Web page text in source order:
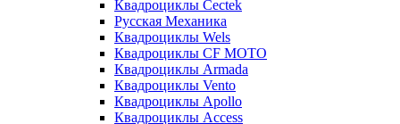
Квадроциклы Cectek
Русская Механика
Квадроциклы Wels
Квадроциклы CF MOTO
Квадроциклы Armada
Квадроциклы Vento
Квадроциклы Apollo
Квадроциклы Access